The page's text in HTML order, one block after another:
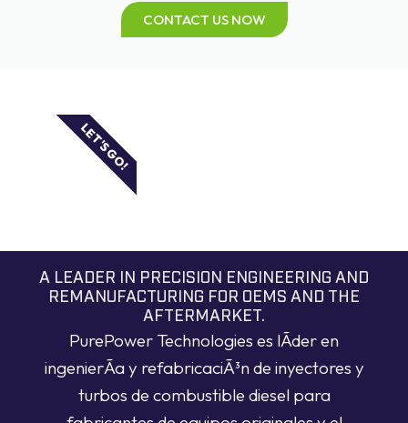
CONTACT US NOW
LET'S GO!
A LEADER IN PRECISION ENGINEERING AND
REMANUFACTURING FOR OEMS AND THE
AFTERMARKET.
PurePower Technologies es lÃ­der en
ingenierÃ­a y refabricaciÃ³n de inyectores y
turbos de combustible diesel para